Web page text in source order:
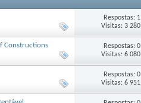
Respostas: 1
Visitas: 3 280
Constructions
Respostas: 0
Visitas: 6 080
Respostas: 0
Visitas: 6 951